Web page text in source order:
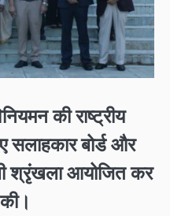
की राष्ट्रीय
बोर्ड और
श्रृंखला आयोजित कर